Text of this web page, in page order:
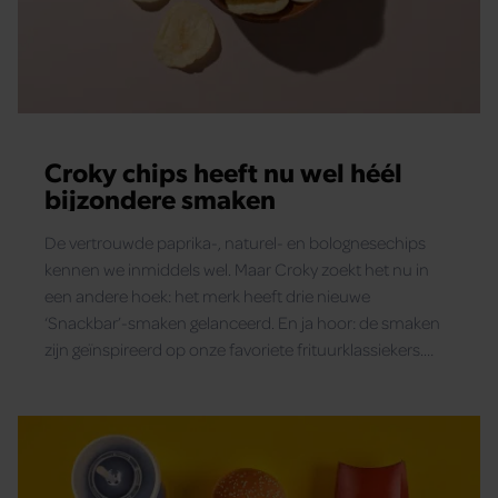
Croky chips heeft nu wel héél
bijzondere smaken
De vertrouwde paprika-, naturel- en bolognesechips
kennen we inmiddels wel. Maar Croky zoekt het nu in
een andere hoek: het merk heeft drie nieuwe
‘Snackbar’-smaken gelanceerd. En ja hoor: de smaken
zijn geïnspireerd op onze favoriete frituurklassiekers.